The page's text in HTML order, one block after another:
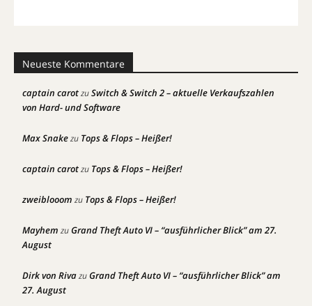
Neueste Kommentare
captain carotzuSwitch & Switch 2 – aktuelle Verkaufszahlen
von Hard- und Software
Max Snakezu Tops & Flops – Heißer!
captain carotzu Tops & Flops – Heißer!
zweiblooom zu Tops & Flops – Heißer!
Mayhem zuGrand Theft Auto VI – “ausführlicher Blick” am 27.
August
Dirk von RivazuGrand Theft Auto VI – “ausführlicher Blick” am
27. August